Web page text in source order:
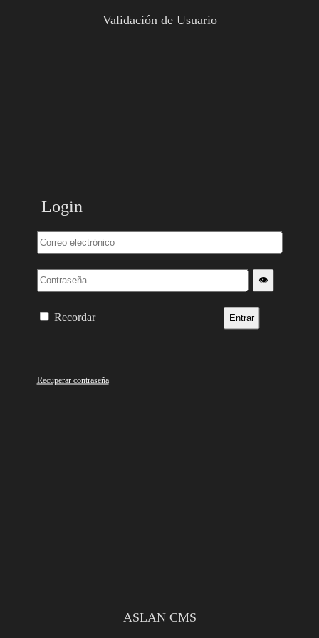
Validación de Usuario
Login
👁️
Recordar Entrar
Recuperar contraseña
ASLAN CMS